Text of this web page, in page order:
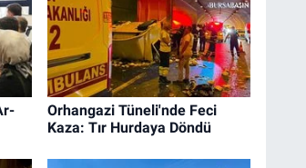
Orhangazi Tüneli'nde Feci
Kaza: Tır Hurdaya Döndü